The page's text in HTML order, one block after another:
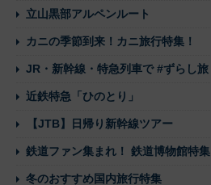
立山黒部アルペンルート
カニの季節到来！カニ旅行特集！
JR・新幹線・特急列車で #ずらし旅
近鉄特急「ひのとり」
【JTB】日帰り新幹線ツアー
鉄道ファン集まれ！ 鉄道博物館特集
冬のおすすめ国内旅行特集